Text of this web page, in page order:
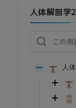
人体解剖学2
人体